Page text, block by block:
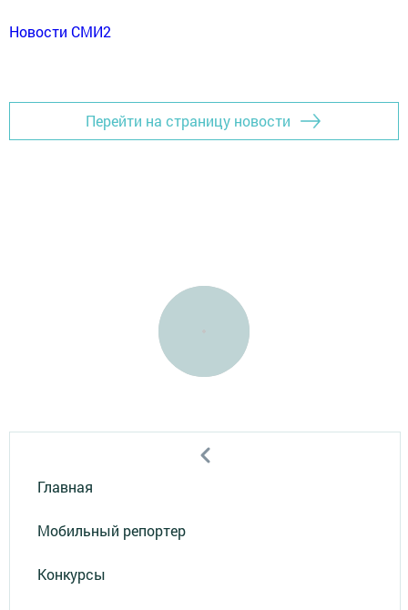
Новости СМИ2
Перейти на страницу новости
Главная
Мобильный репортер
Конкурсы